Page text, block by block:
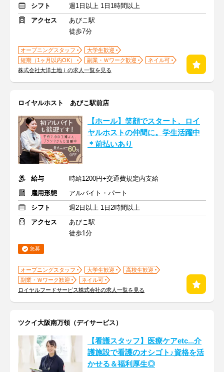
シフト
週1日以上 1日1時間以上
アクセス
あびこ駅
徒歩7分
オープニングスタッフ
大学生歓迎
短期（1ヶ月以内OK）
副業・Ｗワーク歓迎
ネイル可
株式会社大洋土地ｉの求人一覧を見る
ロイヤルホスト あびこ駅前店
【ホール】笑顔でスタート、ロイ
ヤルホストの仲間に。学生活躍中
＊前払いあり
給与
時給1200円+交通費規定内支給
雇用形態
アルバイト・パート
シフト
週2日以上 1日2時間以上
アクセス
あびこ駅
徒歩1分
急募
オープニングスタッフ 大学生歓迎
高校生歓迎
副業・Ｗワーク歓迎
ネイル可
ロイヤルフードサービス株式会社の求人一覧を見る
ツクイ大阪南万領（デイサービス）
【看護スタッフ】医療ケアetc...介
護施設で看護のオシゴト♪資格を活
かせる＆福利厚生◎